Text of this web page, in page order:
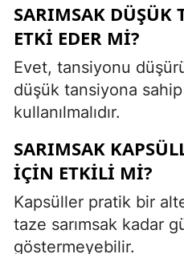
SARIMSAK DÜŞÜK
ETKI EDER MI?
Evet, tansiyonu
düşük tansiyona
kullanılmalıdır.
SARIMSAK
IÇIN ETKILI MI?
Kapsüller pratik bir
taze sarımsak kadar
göstermeyebilir.